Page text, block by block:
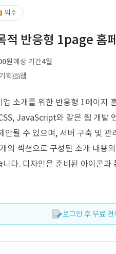
외주
적 반응형 1page 홈
원예상 기간4일
획
웹
업 소개를 위한 반응형 1페이지
JavaScript와 같은 웹 개발
안될 수 있으며, 서버 구축 및
의 섹션으로 구성된 소개 내용
니다. 디자인은 준비된 아이콘
로그인 후 무료